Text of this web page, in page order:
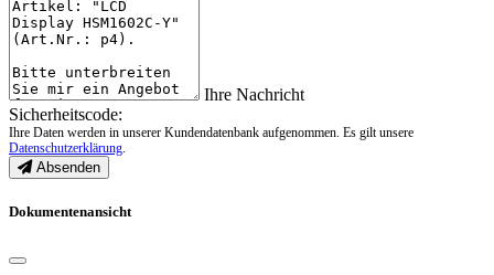
Ihre Nachricht
Sicherheitscode:
Ihre Daten werden in unserer Kundendatenbank aufgenommen. Es gilt unsere
Datenschutzerklärung.
Absenden
Dokumentenansicht